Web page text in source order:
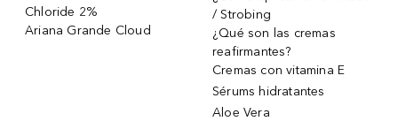
Chloride 2%
Ariana Grande Cloud
/ Strobing
¿Qué son las cremas
reafirmantes?
Cremas con vitamina E
Sérums hidratantes
Aloe Vera